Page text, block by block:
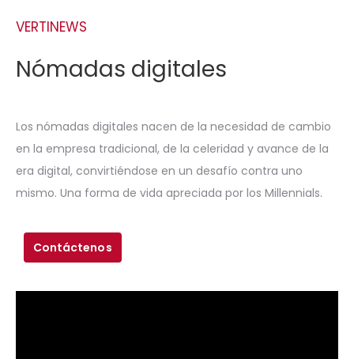
VERTINEWS
Nómadas digitales
Los nómadas digitales nacen de la necesidad de cambio
en la empresa tradicional, de la celeridad y avance de la
era digital, convirtiéndose en un desafío contra uno
mismo. Una forma de vida apreciada por los Millennials.
Contáctenos